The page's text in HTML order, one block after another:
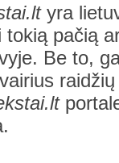
yra
pačią
Be to,